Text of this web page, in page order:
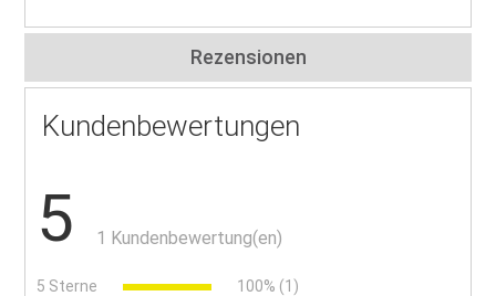
Rezensionen
Kundenbewertungen
5 1 Kundenbewertung(en)
5 Sterne 100% (1)